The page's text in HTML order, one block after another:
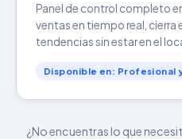
Panel de control completo
ventas en tiempo real, cierra
tendencias sin estar en el
Disponible en: Profesional
¿No encuentras lo que